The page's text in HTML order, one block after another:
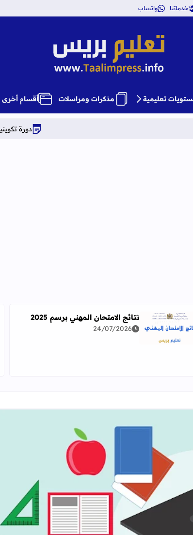
خدماتنا واتساب
تعليم بريس TaalimPress
تعليمية مذكرات ومراسلات أقسام أخرى
دورة تكوينية شاملة في
للوضعيات المهنية وفق آخر توصيف
اقرأ المزيد عن نتائج الامتحان المهني برسم 2025
نتائج الامتحان المهني برسم 2025
24/07/2026